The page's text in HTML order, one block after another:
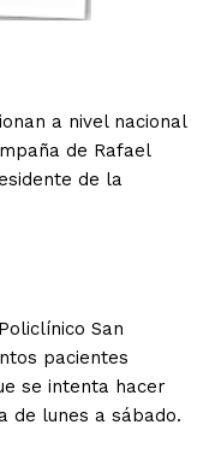
a nivel nacional
de Rafael
de la
San
pacientes
se intenta hacer
de lunes a sábado.